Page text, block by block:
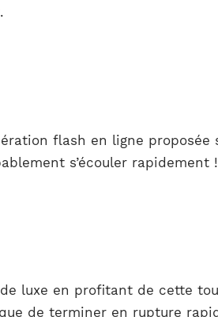
flash en ligne proposée
s’écouler rapidement !
luxe en profitant de cette
de terminer en rupture